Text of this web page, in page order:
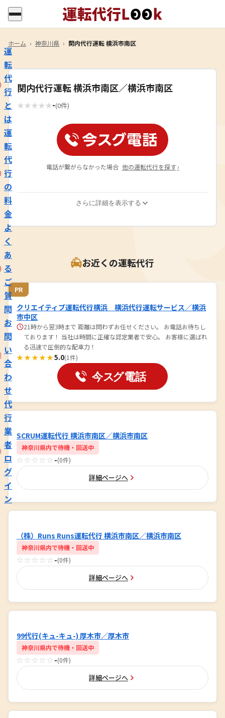
運
転
代
行
と
は
運
転
代
行
の
料
金
よ
く
あ
る
ご
質
問
お
問
い
合
わ
せ
代
行
業
者
ロ
グ
イ
ン
ホーム › 神奈川県 › 関内代行運転 横浜市南区
関内代行運転 横浜市南区／横浜市南区
★★★★★-(0件)
電話が繋がらなかった場合 他の運転代行を探す ›
さらに詳細を表示する
お近くの運転代行
PR
クリエイティブ運転代行横浜 横浜代行運転サービス／横浜
市中区
21時から翌3時まで 距離は問わずお任せください。 お電話お待ちし
ております！ 当社は時間に正確な認定業者で安心。 お客様に選ばれ
る迅速で圧倒的な配車力！
★★★★★5.0(1件)
SCRUM運転代行 横浜市南区／横浜市南区
神奈川県内で待機・回送中
☆☆☆☆☆ -(0件)
詳細ページへ
（株）Runs Runs運転代行 横浜市南区／横浜市南区
神奈川県内で待機・回送中
☆☆☆☆☆ -(0件)
詳細ページへ
99代行(キュ-キュ-) 厚木市／厚木市
神奈川県内で待機・回送中
☆☆☆☆☆ -(0件)
詳細ページへ